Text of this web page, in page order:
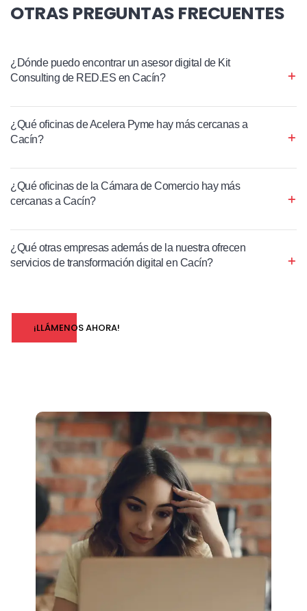
OTRAS PREGUNTAS FRECUENTES
¿Dónde puedo encontrar un asesor digital de Kit
Consulting de RED.ES en Cacín?
¿Qué oficinas de Acelera Pyme hay más cercanas a
Cacín?
¿Qué oficinas de la Cámara de Comercio hay más
cercanas a Cacín?
¿Qué otras empresas además de la nuestra ofrecen
servicios de transformación digital en Cacín?
¡LLÁMENOS AHORA!